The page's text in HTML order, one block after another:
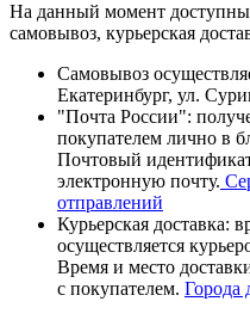
На данный момент
самовывоз, курьерская
Cамовывоз
Екатеринбург, ул.
"Почта России":
покупателем лично в
Почтовый
электронную почту.
отправлений
Курьерская доставка:
осуществляется
Время и место
с покупателем. Города